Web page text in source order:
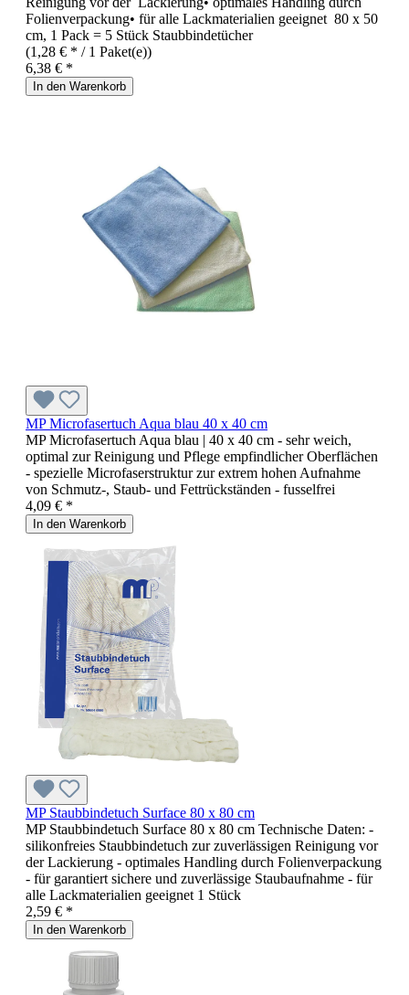
Folienverpackung• für alle Lackmaterialien geeignet 80 x 50
cm, 1 Pack = 5 Stück Staubbindetücher
(1,28 € * / 1 Paket(e))
6,38 € *
In den Warenkorb
MP Microfasertuch Aqua blau 40 x 40 cm
MP Microfasertuch Aqua blau | 40 x 40 cm - sehr weich,
optimal zur Reinigung und Pflege empfindlicher Oberflächen
- spezielle Microfaserstruktur zur extrem hohen Aufnahme
von Schmutz-, Staub- und Fettrückständen - fusselfrei
4,09 € *
In den Warenkorb
MP Staubbindetuch Surface 80 x 80 cm
MP Staubbindetuch Surface 80 x 80 cm Technische Daten: -
silikonfreies Staubbindetuch zur zuverlässigen Reinigung vor
der Lackierung - optimales Handling durch Folienverpackung
- für garantiert sichere und zuverlässige Staubaufnahme - für
alle Lackmaterialien geeignet 1 Stück
2,59 € *
In den Warenkorb